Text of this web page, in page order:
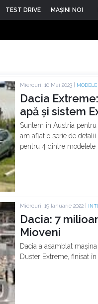
TEST DRIVE MAŞINI NOI
Miercuri, 10 Mai 2023 |
Dacia
apă și sistem
Suntem în Austria
am aflat o serie de
pentru 4 dintre modelele
Miercuri, 19 Ianuarie 2022 |
Dacia: 7
Mioveni
Dacia a asamblat
Duster Extreme, finisat